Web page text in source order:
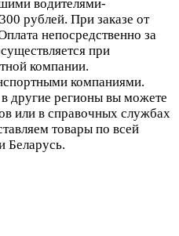
водителями-
рублей. При заказе от
непосредственно за
при
компании.
компаниями.
другие регионы вы можете
или в справочных службах
товары по всей
Беларусь.